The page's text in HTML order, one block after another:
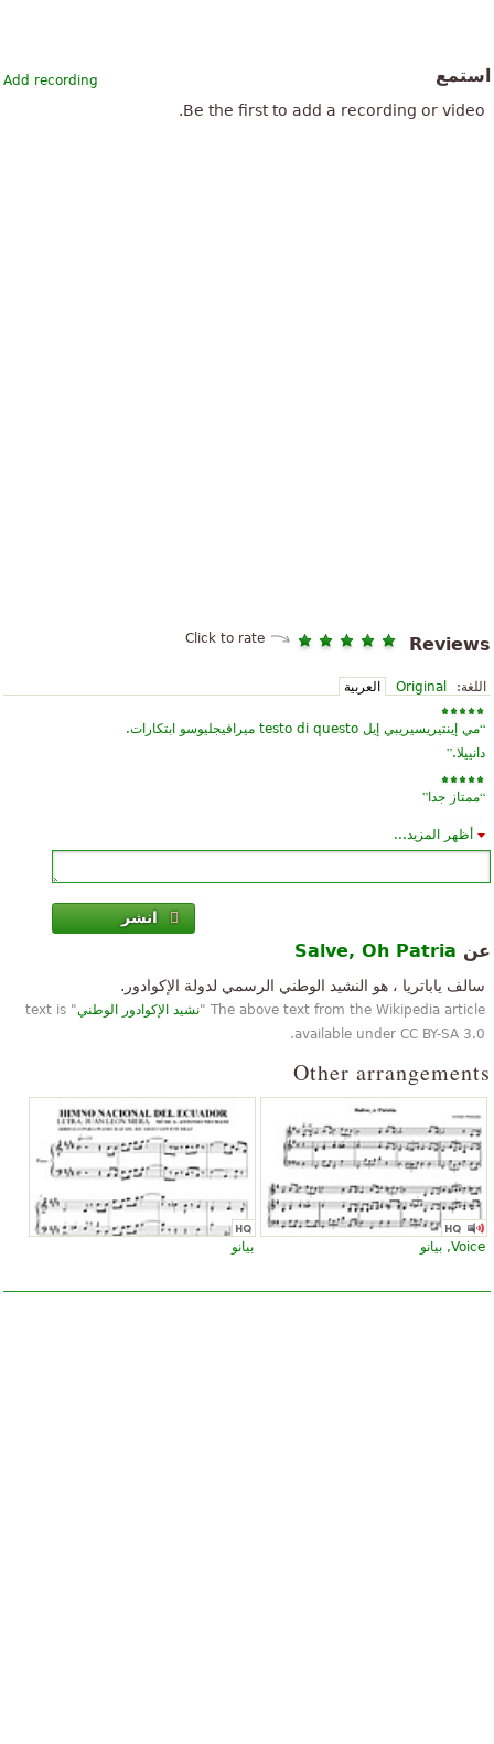
Add recording استمع
Be the first to add a recording or video.
Reviews
Click to rate
اللغة: Original العربية
“مي إينتيريسيريبي إيل testo di questo ميرافيجليوسو ابتكارات.
دانييلا.”
“ممتاز جدا ”
“ سوبر لطيف”
أظهر المزيد...
انشر
عن Salve, Oh Patria
سالف ياباتريا ، هو النشيد الوطني الرسمي لدولة الإكوادور.
The above text from the Wikipedia article " نشيد الإكوادور الوطني
" text is
available under CC BY-SA 3.0.
Other arrangements
Voice, بيانو بيانو